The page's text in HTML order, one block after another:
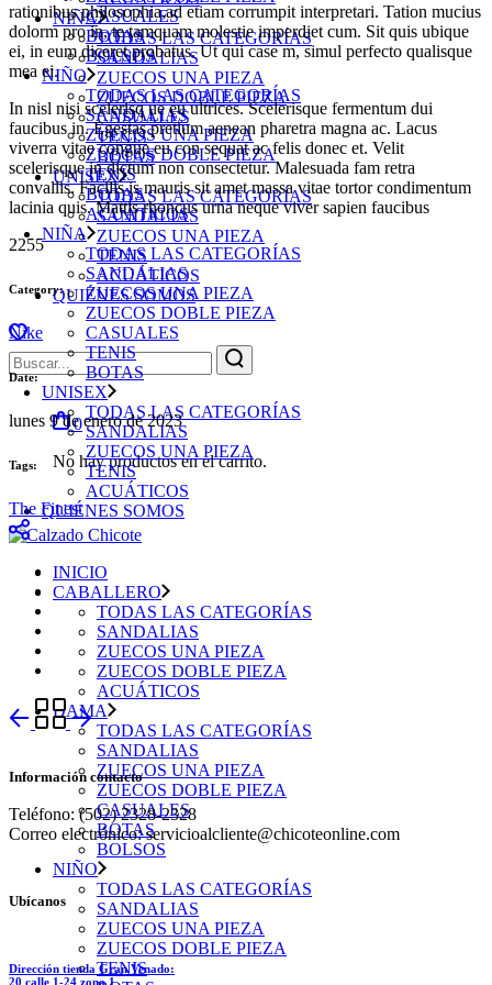
NIÑA
TODAS LAS CATEGORÍAS
SANDALIAS
ZUECOS UNA PIEZA
ZUECOS DOBLE PIEZA
CASUALES
TENIS
BOTAS
UNISEX
TODAS LAS CATEGORÍAS
SANDALIAS
ZUECOS UNA PIEZA
TENIS
ACUÁTICOS
QUIÉNES SOMOS
Búsqueda
para:
0
No hay productos en el carrito.
INICIO
CABALLERO
TODAS LAS CATEGORÍAS
SANDALIAS
ZUECOS UNA PIEZA
ZUECOS DOBLE PIEZA
ACUÁTICOS
DAMA
TODAS LAS CATEGORÍAS
SANDALIAS
ZUECOS UNA PIEZA
ZUECOS DOBLE PIEZA
CASUALES
BOTAS
BOLSOS
NIÑO
TODAS LAS CATEGORÍAS
SANDALIAS
ZUECOS UNA PIEZA
ZUECOS DOBLE PIEZA
TENIS
CASUALES
BOTAS
BOLSOS
NIÑO
TODAS LAS CATEGORÍAS
SANDALIAS
ZUECOS UNA PIEZA
ZUECOS DOBLE PIEZA
TENIS
BOTAS
ACUÁTICOS
NIÑA
TODAS LAS CATEGORÍAS
SANDALIAS
ZUECOS UNA PIEZA
ZUECOS DOBLE PIEZA
CASUALES
TENIS
BOTAS
UNISEX
TODAS LAS CATEGORÍAS
SANDALIAS
ZUECOS UNA PIEZA
TENIS
ACUÁTICOS
QUIÉNES SOMOS
rationibus philosophia,ad etiam corrumpit interpretari. Tation mucius
dolorm pro in, te tamquam molestie imperdiet cum. Sit quis ubique
ei, in eum diceret probatus. Ut qui case m, simul perfecto qualisque
mea ei.
In nisl nisi scelerisq ue eu ultrices. Scelerisque fermentum dui
faucibus in. Egestas pretium aenean pharetra magna ac. Lacus
viverra vitae congue eu con sequat ac felis donec et. Velit
scelerisque in dictum non consectetur. Malesuada fam retra
convallis. Facilis is mauris sit amet massa vitae tortor condimentum
lacinia quis. Mattis rhoncus urna neque viver sapien faucibus
2255
Category:
Nike
Date:
lunes 9 de enero de 2023
Tags:
The Finest
Información contacto
Teléfono: (502) 2328-2328
Correo electrónico: servicioalcliente@chicoteonline.com
Ubícanos
Dirección tienda Gran Venado:
20 calle 1-24 zona 1